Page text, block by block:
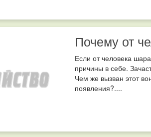
Почему от
Если от человека
причины в себе.
Чем же вызван этот
появления?....